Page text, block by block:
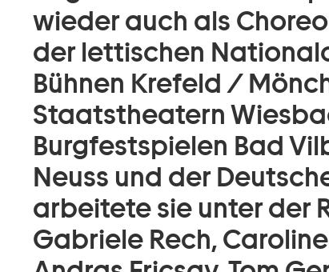
wieder auch als
der lettischen
Bühnen Krefeld /
Staatstheatern
Burgfestspielen Bad
Neuss und der
arbeitete sie unter der
Gabriele Rech,